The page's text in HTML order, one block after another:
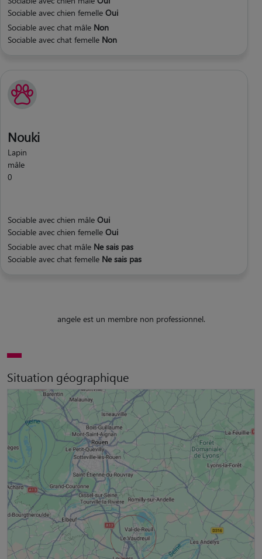
Sociable avec chien femelle Oui
Sociable avec chat mâle Non
Sociable avec chat femelle Non
Nouki
Lapin
mâle
0
Sociable avec chien mâle Oui
Sociable avec chien femelle Oui
Sociable avec chat mâle Ne sais pas
Sociable avec chat femelle Ne sais pas
angele est un membre non professionnel.
Situation géographique